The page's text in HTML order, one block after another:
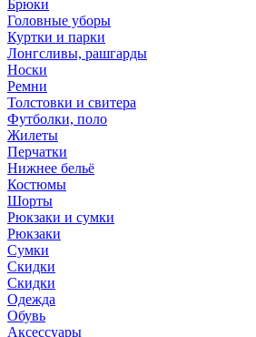
Брюки
Головные уборы
Куртки и парки
Лонгсливы, рашгарды
Носки
Ремни
Толстовки и свитера
Футболки, поло
Жилеты
Перчатки
Нижнее бельё
Костюмы
Шорты
Рюкзаки и сумки
Рюкзаки
Сумки
Скидки
Скидки
Одежда
Обувь
Аксессуары